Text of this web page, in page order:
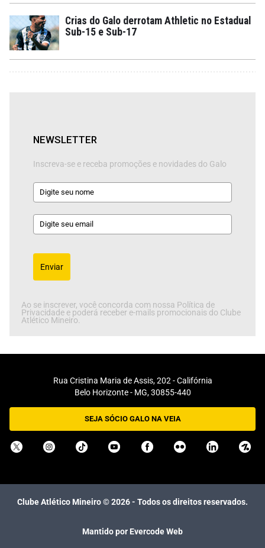
Crias do Galo derrotam Athletic no Estadual
Sub-15 e Sub-17
NEWSLETTER
Inscreva-se e receba promoções e novidades do Galo
Enviar
Ao se inscrever, você concorda com nossa Política de
Privacidade e poderá receber e-mails promocionais do Clube
Atlético Mineiro.
Rua Cristina Maria de Assis, 202 - Califórnia
Belo Horizonte - MG, 30855-440
SEJA SÓCIO GALO NA VEIA
Clube Atlético Mineiro ©2026- Todos os direitos reservados.
Mantido por Evercode Web